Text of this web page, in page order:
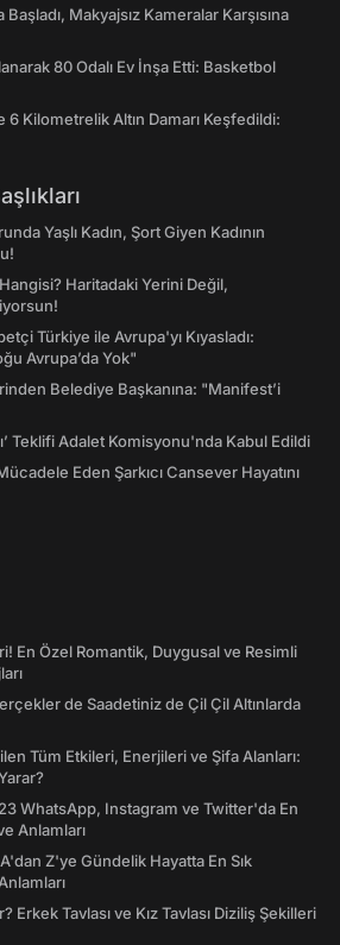
Makyajsız Kameralar Karşısına
80 Odalı Ev İnşa Etti: Basketbol
Kilometrelik Altın Damarı Keşfedildi:
Yaşlı Kadın, Şort Giyen Kadının
Haritadaki Yerini Değil,
Türkiye ile Avrupa'yı Kıyasladı:
Avrupa’da Yok"
Belediye Başkanına: "Manifest’i
Teklifi Adalet Komisyonu'nda Kabul Edildi
Eden Şarkıcı Cansever Hayatını
En Özel Romantik, Duygusal ve Resimli
de Saadetiniz de Çil Çil Altınlarda
Tüm Etkileri, Enerjileri ve Şifa Alanları:
WhatsApp, Instagram ve Twitter'da En
Anlamları
Z'ye Gündelik Hayatta En Sık
Erkek Tavlası ve Kız Tavlası Diziliş Şekilleri